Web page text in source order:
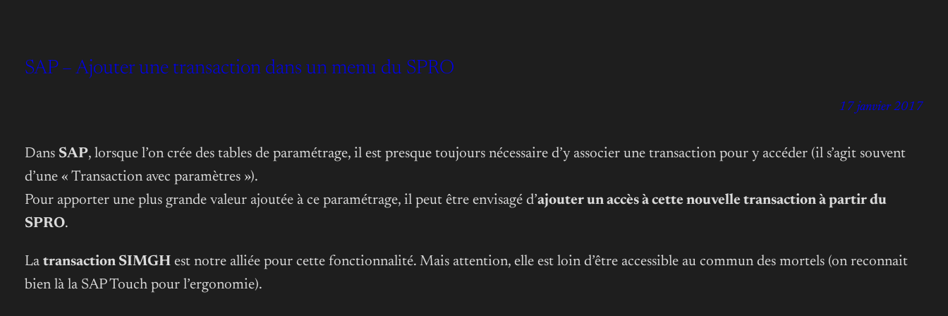
SAP – Ajouter une transaction dans un menu du SPRO
17 janvier 2017
Dans SAP, lorsque l’on crée des tables de paramétrage, il est presque toujours nécessaire d’y associer une transaction pour y accéder (il s’agit souvent
d’une « Transaction avec paramètres »).
Pour apporter une plus grande valeur ajoutée à ce paramétrage, il peut être envisagé d’ajouter un accès à cette nouvelle transaction à partir du
SPRO.
La transaction SIMGHest notre alliée pour cette fonctionnalité. Mais attention, elle est loin d’être accessible au commun des mortels (on reconnait
bien là la SAP Touch pour l’ergonomie).